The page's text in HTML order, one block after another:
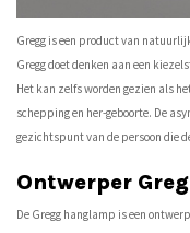
Gregg is een product van
Gregg doet denken aan een
Het kan zelfs worden gezien als
schepping en her-geboorte. De
gezichtspunt van de persoon die
Ontwerper
De Gregg hanglamp is een